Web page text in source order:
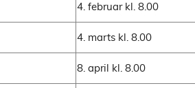
4. februar kl. 8.00
4. marts kl. 8.00
8. april kl. 8.00